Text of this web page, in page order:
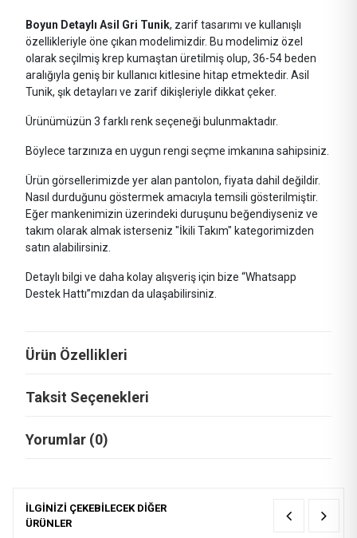
Boyun Detaylı Asil Gri Tunik, zarif tasarımı ve kullanışlı
özellikleriyle öne çıkan modelimizdir. Bu modelimiz özel
olarak seçilmiş krep kumaştan üretilmiş olup, 36-54 beden
aralığıyla geniş bir kullanıcı kitlesine hitap etmektedir. Asil
Tunik, şık detayları ve zarif dikişleriyle dikkat çeker.
Ürünümüzün 3 farklı renk seçeneği bulunmaktadır.
Böylece tarzınıza en uygun rengi seçme imkanına sahipsiniz.
Ürün görsellerimizde yer alan pantolon, fiyata dahil değildir.
Nasıl durduğunu göstermek amacıyla temsili gösterilmiştir.
Eğer mankenimizin üzerindeki duruşunu beğendiyseniz ve
takım olarak almak isterseniz "İkili Takım" kategorimizden
satın alabilirsiniz.
Detaylı bilgi ve daha kolay alışveriş için bize “Whatsapp
Destek Hattı”mızdan da ulaşabilirsiniz.
Ürün Özellikleri
Taksit Seçenekleri
Yorumlar (0)
İLGİNİZİ ÇEKEBİLECEK DİĞER
ÜRÜNLER